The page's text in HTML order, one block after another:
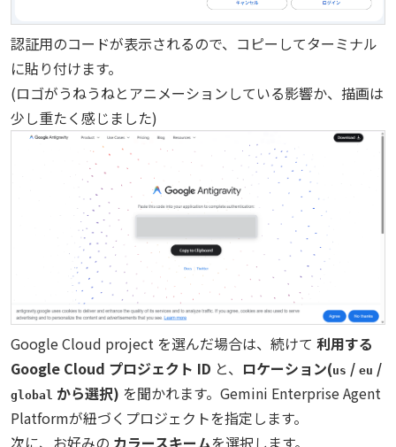
認証用のコードが表示されるので、コピーしてターミナル
に貼り付けます。
(ロゴがうねうねとアニメーションしている影響か、描画は
少し重たく感じました)
Google Cloud project を選んだ場合は、続けて 利用する
Google Cloud プロジェクト ID と、 ロケーション(us / eu /
global から選択) を聞かれます。Gemini Enterprise Agent
Platformが紐づくプロジェクトを指定します。
次に、お好みの カラースキームを選択します。